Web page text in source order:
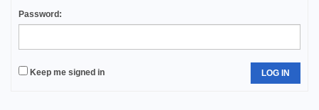
Password:
Keep me signed in LOG IN